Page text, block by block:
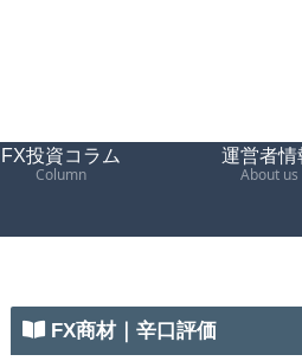
FX投資コラム
Column
運営者情
About us
FX商材｜辛口評価